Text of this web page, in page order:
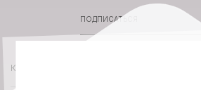
КАТАЛОГ